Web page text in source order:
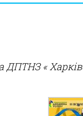
ДПТНЗ «